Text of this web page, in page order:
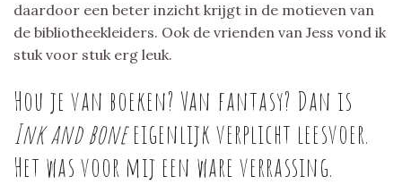
daardoor een beter inzicht krijgt in de motieven van
de bibliotheekleiders. Ook de vrienden van Jess vond ik
stuk voor stuk erg leuk.
Hou je van boeken? Van fantasy? Dan is
Ink and boneeigenlijk verplicht leesvoer.
Het was voor mij een ware verrassing.